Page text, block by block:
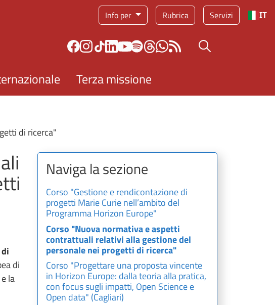
Info per Rubrica Servizi IT
Bottone cerca
Terza missione
di ricerca"
di
la
Naviga la sezione
Corso "Gestione e rendicontazione di
progetti Marie Curie nell’ambito del
Programma Horizon Europe"
Corso "Nuova normativa e aspetti
contrattuali relativi alla gestione del
personale nei progetti di ricerca"
Corso "Progettare una proposta vincente
in Horizon Europe: dalla teoria alla pratica,
con focus sugli impatti, Open Science e
Open data" (Cagliari)